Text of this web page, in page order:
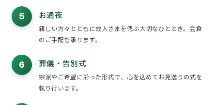
5 お通夜
親しい方々とともに故人さまを偲ぶ大切なひととき。会食
のご手配も承ります。
6 葬儀・告別式
宗派やご希望に沿った形式で、心を込めてお見送りの式を
執り行います。